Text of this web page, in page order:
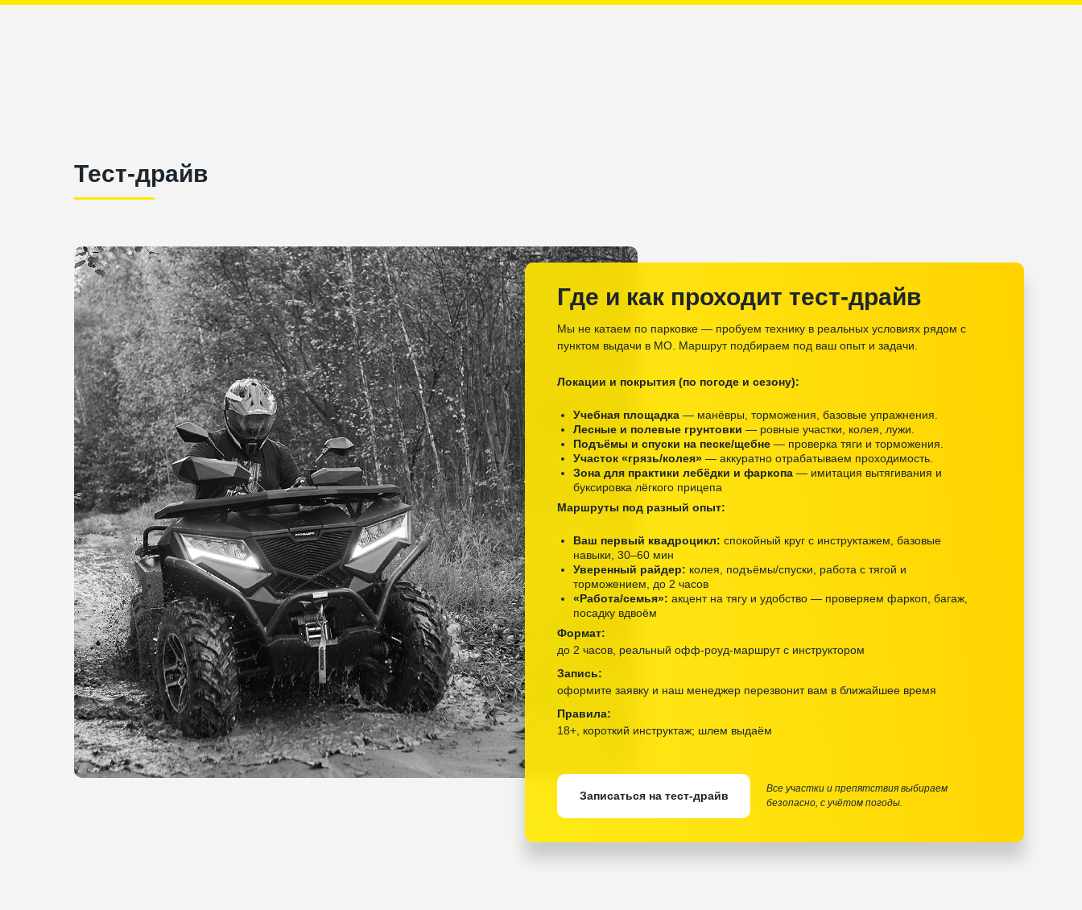
Тест-драйв
Записаться на тест-драйв
Все участки и препятствия выбираем
безопасно, с учётом погоды.
Локации и покрытия (по погоде и сезону):
Где и как проходит тест-драйв
Учебная площадка — манёвры, торможения, базовые упражнения.
Лесные и полевые грунтовки — ровные участки, колея, лужи.
Подъёмы и спуски на песке/щебне — проверка тяги и торможения.
Участок «грязь/колея» — аккуратно отрабатываем проходимость.
Зона для практики лебёдки и фаркопа — имитация вытягивания и
буксировка лёгкого прицепа
Формат:
Запись:
Правила:
до 2 часов, реальный офф-роуд-маршрут с инструктором
оформите заявку и наш менеджер перезвонит вам в ближайшее время
18+, короткий инструктаж; шлем выдаём
Маршруты под разный опыт:
Ваш первый квадроцикл: спокойный круг с инструктажем, базовые
навыки, 30–60 мин
Уверенный райдер: колея, подъёмы/спуски, работа с тягой и
торможением, до 2 часов
«Работа/семья»: акцент на тягу и удобство — проверяем фаркоп, багаж,
посадку вдвоём
Мы не катаем по парковке — пробуем технику в реальных условиях рядом с
пунктом выдачи в МО. Маршрут подбираем под ваш опыт и задачи.